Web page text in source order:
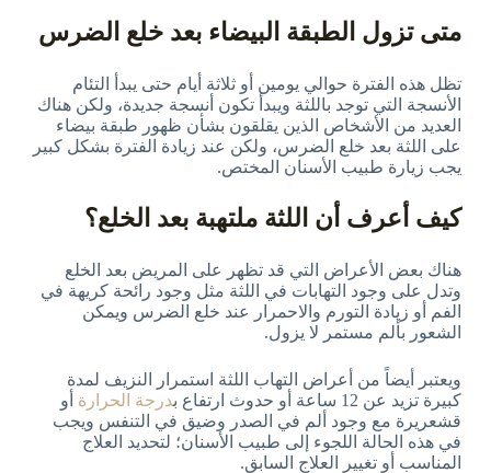
متى تزول الطبقة البيضاء بعد خلع الضرس
تظل هذه الفترة حوالي يومين أو ثلاثة أيام حتى يبدأ التئام
الأنسجة التي توجد باللثة ويبدأ تكون أنسجة جديدة، ولكن هناك
العديد من الأشخاص الذين يقلقون بشأن ظهور طبقة بيضاء
على اللثة بعد خلع الضرس، ولكن عند زيادة الفترة بشكل كبير
يجب زيارة طبيب الأسنان المختص.
كيف أعرف أن اللثة ملتهبة بعد الخلع؟
هناك بعض الأعراض التي قد تظهر على المريض بعد الخلع
وتدل على وجود التهابات في اللثة مثل وجود رائحة كريهة في
الفم أو زيادة التورم والاحمرار عند خلع الضرس ويمكن
الشعور بألم مستمر لا يزول.
ويعتبر أيضاً من أعراض التهاب اللثة استمرار النزيف لمدة
كبيرة تزيد عن 12 ساعة أو حدوث ارتفاع ب
درجة الحرارة أو
قشعريرة مع وجود ألم في الصدر وضيق في التنفس ويجب
في هذه الحالة اللجوء إلى طبيب الأسنان؛ لتحديد العلاج
المناسب أو تغيير العلاج السابق.